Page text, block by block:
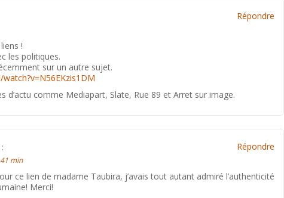
!
les politiques.
sur un autre sujet.
d’actu comme Mediapart, Slate, Rue 89 et Arret sur image.
Répondre
min
ce lien de madame Taubira, j’avais tout autant admiré l’authenticité
Merci!
Répondre